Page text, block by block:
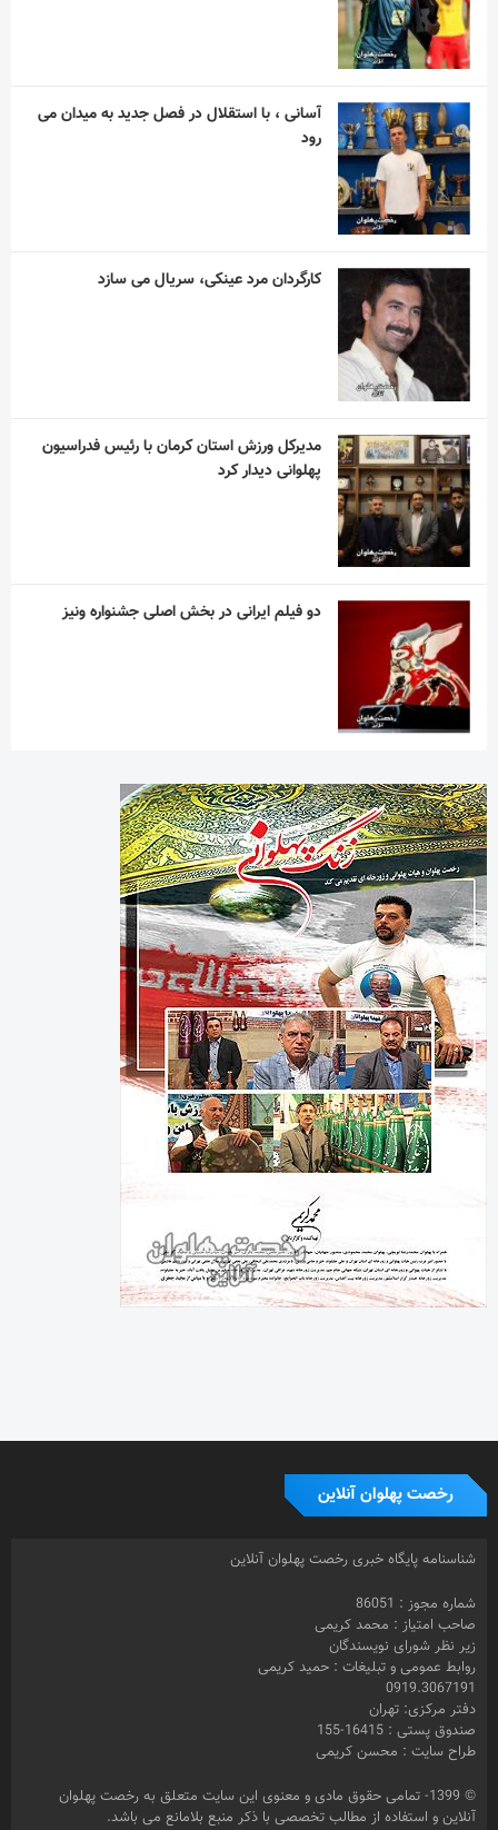
آسانی ، با استقلال در فصل جدید به میدان می
رود
کارگردان مرد عینکی، سریال می سازد
مدیرکل ورزش استان کرمان با رئیس فدراسیون
پهلوانی دیدار کرد
دو فیلم ایرانی در بخش اصلی جشنواره ونیز
رخصت پهلوان آنلاین
شناسنامه پایگاه خبری رخصت پهلوان آنلاین
شماره مجوز : 86051
صاحب امتیاز : محمد کریمی
زیر نظر شورای نویسندگان
روابط عمومی و تبلیغات : حمید کریمی
0919.3067191
دفتر مرکزی: تهران
صندوق پستی : 16415-155
طراح سایت : محسن کریمی
© 1399- تمامی حقوق مادی و معنوی این سایت متعلق به رخصت پهلوان
آنلاین و استفاده از مطالب تخصصی با ذکر منبع بلامانع می باشد.